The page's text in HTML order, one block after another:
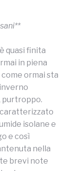
quasi finita
in piena
ormai sta
purtroppo.
caratterizzato
isolane e
e così
nella
brevi note